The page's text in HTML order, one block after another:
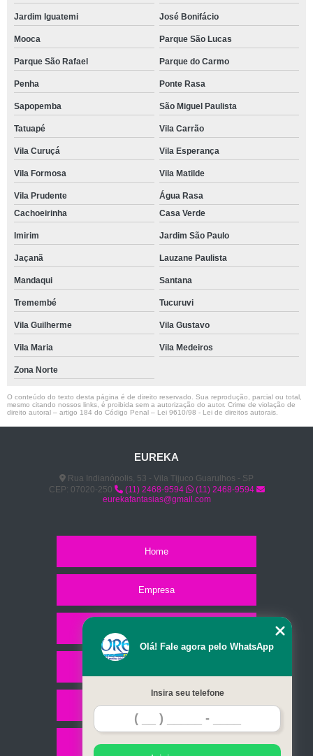
Jardim Iguatemi José Bonifácio
Mooca Parque São Lucas
Parque São Rafael Parque do Carmo
Penha Ponte Rasa
Sapopemba São Miguel Paulista
Tatuapé Vila Carrão
Vila Curuçá Vila Esperança
Vila Formosa Vila Matilde
Vila Prudente
Água Rasa
Cachoeirinha
Casa Verde
Imirim Jardim São Paulo
Jaçanã Lauzane Paulista
Mandaqui Santana
Tremembé Tucuruvi
Vila Guilherme Vila Gustavo
Vila Maria Vila Medeiros
Zona Norte
O conteúdo do texto desta página é de direito reservado. Sua reprodução, parcial ou total,
mesmo citando nossos links, é proibida sem a autorização do autor. Crime de violação de
direito autoral – artigo 184 do Código Penal – Lei 9610/98 - Lei de direitos autorais
EUREKA
Rua Indianópolis, 53 - Vila Tijuco Guarulhos - SP
CEP: 07020-250
(11) 2468-9594
(11) 2468-9594
eurekafantasias@gmail.com
Home
Empresa
Contato
Mapa do site
Olá! Fale agora pelo WhatsApp
Insira seu telefone